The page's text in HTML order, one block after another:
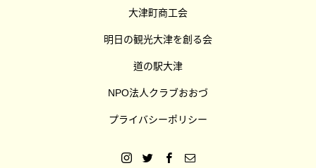
大津町商工会
明日の観光大津を創る会
道の駅大津
NPO法人クラブおおづ
プライバシーポリシー